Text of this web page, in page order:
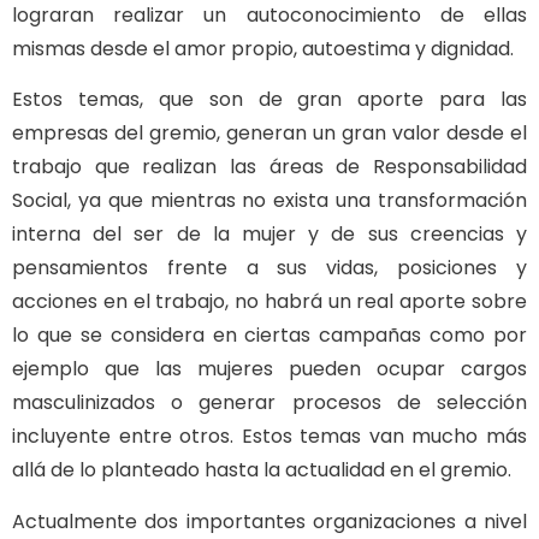
lograran realizar un autoconocimiento de ellas
mismas desde el amor propio, autoestima y dignidad.
Estos temas, que son de gran aporte para las
empresas del gremio, generan un gran valor desde el
trabajo que realizan las áreas de Responsabilidad
Social, ya que mientras no exista una transformación
interna del ser de la mujer y de sus creencias y
pensamientos frente a sus vidas, posiciones y
acciones en el trabajo, no habrá un real aporte sobre
lo que se considera en ciertas campañas como por
ejemplo que las mujeres pueden ocupar cargos
masculinizados o generar procesos de selección
incluyente entre otros. Estos temas van mucho más
allá de lo planteado hasta la actualidad en el gremio.
Actualmente dos importantes organizaciones a nivel